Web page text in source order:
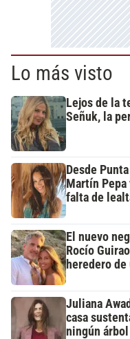
Lo más visto
Lejos de la
Señuk, la
Desde
Martín
falta de
El nuevo
Rocío
heredero
Juliana
casa
ningún